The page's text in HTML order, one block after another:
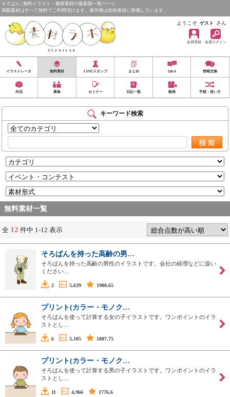
そろばん | 無料イラスト・雛形素材の最新順一覧ページ
掲載素材はすべて無料でご利用頂けます。著作権は投稿者様に帰属しています。
ようこそ ゲスト さん
会員登録 会員ログイン
イラストレータ 無料素材 LINEスタンプ まとめ Q&A 情報交換
作品 募集 セミナー 日記一覧 動画 手順・使い方
キーワード検索
無料素材一覧
全 12 件中 1-12 表示
そろばんを持った高齢の男…
そろばんを持った高齢の男性のイラストです。会社の経理などに扱い
ください…
2 5,639 1980.65
プリント(カラー・モノク…
そろばんを使って計算する女の子イラストです。ワンポイントのイラ
ストとし…
6 5,105 1807.75
プリント(カラー・モノク…
そろばんを使って計算する男の子イラストです。ワンポイントのイラ
ストとし…
11 4,966 1776.6